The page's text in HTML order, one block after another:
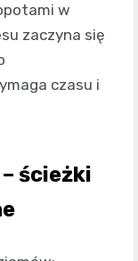
w
zaczyna się
czasu i
ścieżki